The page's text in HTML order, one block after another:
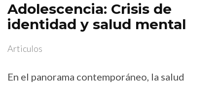
Adolescencia: Crisis de
identidad y salud mental
Articulos
En el panorama contemporáneo, la salud